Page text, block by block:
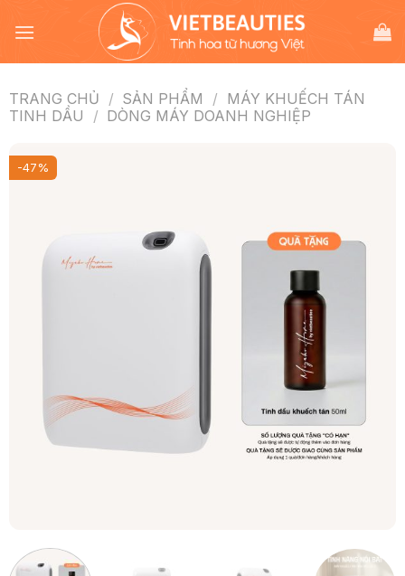
đến
TRANG CHỦ / SẢN PHẨM / MÁY KHUẾCH TÁN
TINH DẦU
/ DÒNG MÁY DOANH NGHIỆP
-47%